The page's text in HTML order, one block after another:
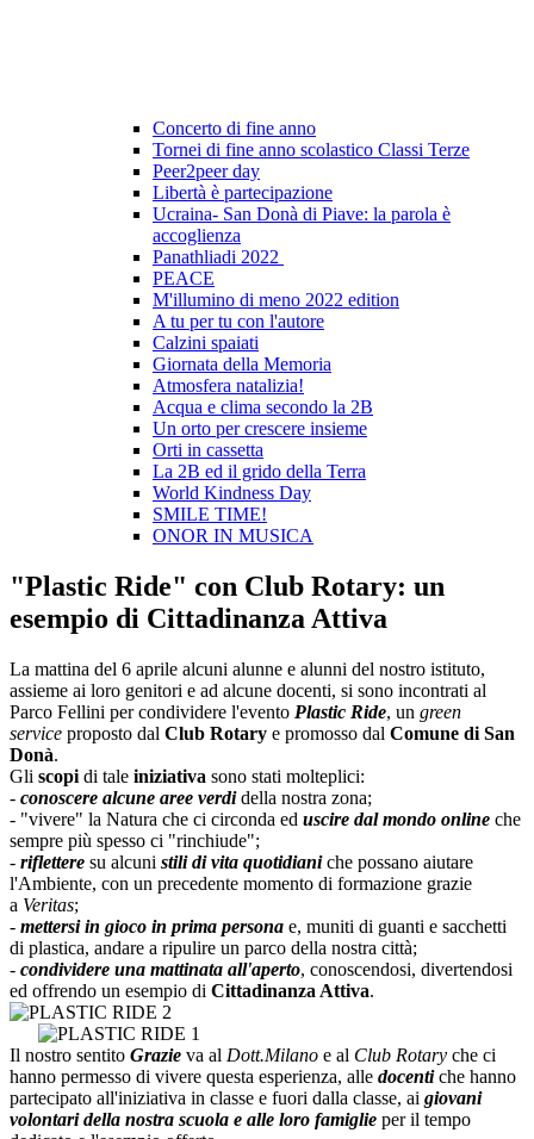
Concerto di fine anno
Tornei di fine anno scolastico Classi Terze
Peer2peer day
Libertà è partecipazione
Ucraina- San Donà di Piave: la parola è
accoglienza
Panathliadi 2022
PEACE
M'illumino di meno 2022 edition
A tu per tu con l'autore
Calzini spaiati
Giornata della Memoria
Atmosfera natalizia!
Acqua e clima secondo la 2B
Un orto per crescere insieme
Orti in cassetta
La 2B ed il grido della Terra
World Kindness Day
SMILE TIME!
ONOR IN MUSICA
"Plastic Ride" con Club Rotary: un
esempio di Cittadinanza Attiva
La mattina del 6 aprile alcuni alunne e alunni del nostro istituto,
assieme ai loro genitori e ad alcune docenti, si sono incontrati al
Parco Fellini per condividere l'evento Plastic Ride, un green
service proposto dal Club Rotary e promosso dal Comune di San
Donà.
Gli scopi di tale iniziativa sono stati molteplici:
- conoscere alcune aree verdi della nostra zona;
- "vivere" la Natura che ci circonda ed uscire dal mondo online che
sempre più spesso ci "rinchiude";
- riflettere su alcuni stili di vita quotidiani che possano aiutare
l'Ambiente, con un precedente momento di formazione grazie
a Veritas;
- mettersi in gioco in prima persona e, muniti di guanti e sacchetti
di plastica, andare a ripulire un parco della nostra città;
- condividere una mattinata all'aperto, conoscendosi, divertendosi
ed offrendo un esempio di Cittadinanza Attiva.
Il nostro sentito Grazie va al Dott.Milano e al Club Rotary che ci
hanno permesso di vivere questa esperienza, alle docenti che hanno
partecipato all'iniziativa in classe e fuori dalla classe, ai giovani
volontari della nostra scuola e alle loro famiglie per il tempo